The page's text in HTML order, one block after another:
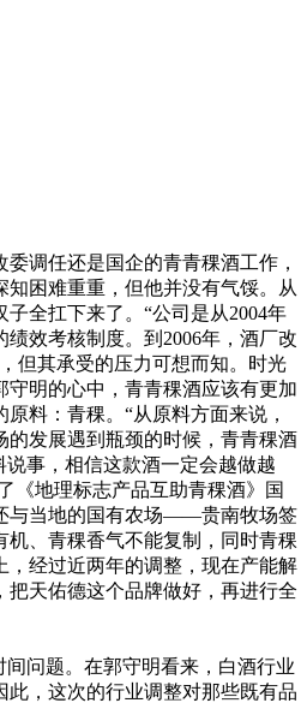
调任还是国企的青青稞酒工作，
困难重重，但他并没有气馁。从
全扛下来了。“公司是从2004年
效考核制度。到2006年，酒厂改
但其承受的压力可想而知。时光
明的心中，青青稞酒应该有更加
料：青稞。“从原料方面来说，
发展遇到瓶颈的时候，青青稞酒
事，相信这款酒一定会越做越
《地理标志产品互助青稞酒》国
与当地的国有农场——贵南牧场签
、青稞香气不能复制，同时青稞
经过近两年的调整，现在产能解
天佑德这个品牌做好，再进行全
问题。在郭守明看来，白酒行业
，这次的行业调整对那些既有品